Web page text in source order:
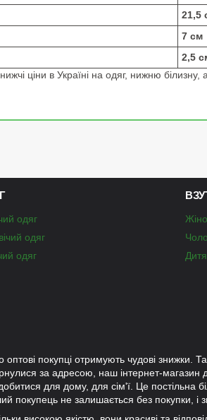
21,5
7 см
2,5
ціни в Україні на одяг, нижню білизну,
одяг
одяг
одяг
покупці отримують чудові знижки.
за адресою, наш інтернет-
для дому, для сім'ї. Це постільна
покупець не залишається без покупки, і